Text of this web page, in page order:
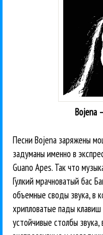
Bojena
Песни Bojena заряжены
задуманы именно в
Guano Apes. Так что
Гулкий мрачноватый бас
объемные своды звука, в
хрипловатые пады
устойчивые столбы